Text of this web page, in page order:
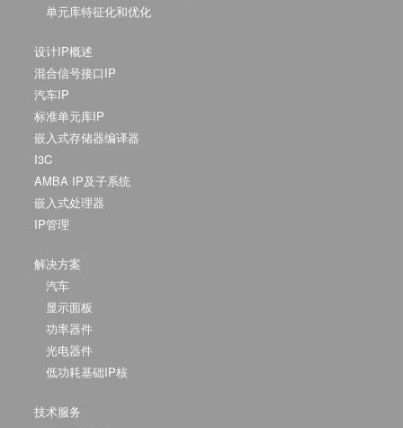
单元库特征化和优化
设计IP概述
混合信号接口IP
汽车IP
标准单元库IP
嵌入式存储器编译器
I3C
AMBA IP及子系统
嵌入式处理器
IP管理
解决方案
汽车
显示面板
功率器件
光电器件
低功耗基础IP核
技术服务